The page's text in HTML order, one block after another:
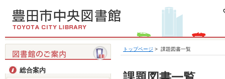
総合案内
トップページ > 課題図書一覧